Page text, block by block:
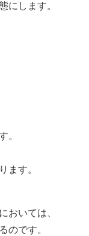
にします。
。
ます。
おいては、
のです。